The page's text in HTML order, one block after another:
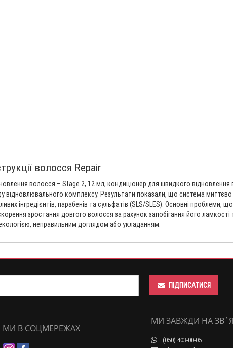
волосся Repair
волосся – Stage 2, 12 мл, кондиціонер для швидкого відновлення
відновлювального комплексу. Результати показали, що система
інгредієнтів, парабенів та сульфатів (SLS/SLES). Основні проблеми,
зростання довгого волосся за рахунок запобігання його ламкості
неправильним доглядом або укладанням.
ПІДПИСАТИСЯ
МИ В СОЦМЕРЕЖАХ
МИ ЗАВЖДИ НА
(050) 403-00-05